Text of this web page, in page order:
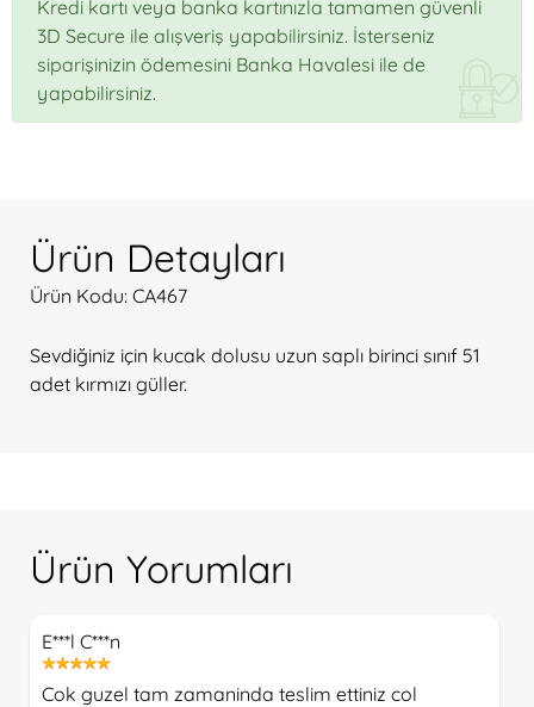
Kredi kartı veya banka kartınızla tamamen güvenli
3D Secure ile alışveriş yapabilirsiniz. İsterseniz
siparişinizin ödemesini Banka Havalesi ile de
yapabilirsiniz.
Ürün Detayları
Ürün Kodu: CA467
Sevdiğiniz için kucak dolusu uzun saplı birinci sınıf 51
adet kırmızı güller.
Ürün Yorumları
E***l C***n
Cok guzel tam zamaninda teslim ettiniz col